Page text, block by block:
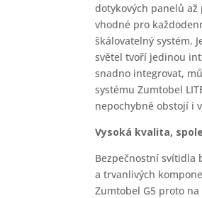
dotykových panelů
vhodné pro
škálovatelný systém.
světel tvoří jedinou
snadno integrovat,
systému Zumtobel
nepochybně obstojí i
Vysoká kvalita,
Bezpečnostní svítidla
a trvanlivých
Zumtobel G5 proto